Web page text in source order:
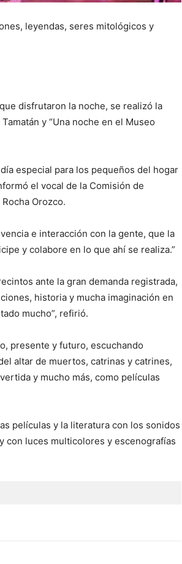
leyendas, seres mitológicos y
disfrutaron la noche, se realizó la
y “Una noche en el Museo
especial para los pequeños del hogar
el vocal de la Comisión de
Orozco.
e interacción con la gente, que la
y colabore en lo que ahí se realiza.”
ante la gran demanda registrada,
historia y mucha imaginación en
mucho”, refirió.
presente y futuro, escuchando
altar de muertos, catrinas y catrines,
y mucho más, como películas
películas y la literatura con los sonidos
con luces multicolores y escenografías